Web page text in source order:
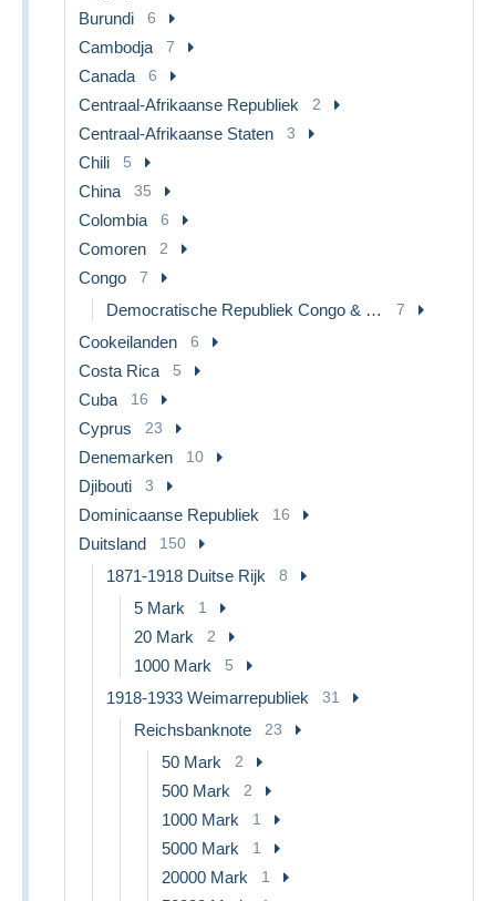
Burundi 6
Cambodja 7
Canada 6
Centraal-Afrikaanse Republiek 2
Centraal-Afrikaanse Staten 3
Chili 5
China 35
Colombia 6
Comoren 2
Congo 7
Democratische Republiek Congo & Zaire 7
Cookeilanden 6
Costa Rica 5
Cuba 16
Cyprus 23
Denemarken 10
Djibouti 3
Dominicaanse Republiek 16
Duitsland 150
1871-1918 Duitse Rijk 8
5 Mark 1
20 Mark 2
1000 Mark 5
1918-1933 Weimarrepubliek 31
Reichsbanknote 23
50 Mark 2
500 Mark 2
1000 Mark 1
5000 Mark 1
20000 Mark 1